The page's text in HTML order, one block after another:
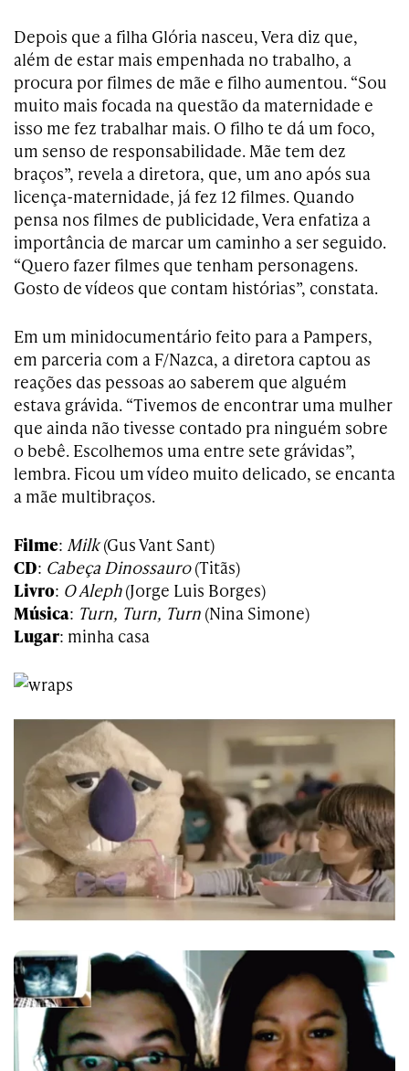
Depois que a filha Glória nasceu, Vera diz que,
além de estar mais empenhada no trabalho, a
procura por filmes de mãe e filho aumentou. “Sou
muito mais focada na questão da maternidade e
isso me fez trabalhar mais. O filho te dá um foco,
um senso de responsabilidade. Mãe tem dez
braços”, revela a diretora, que, um ano após sua
licença-maternidade, já fez 12 filmes. Quando
pensa nos filmes de publicidade, Vera enfatiza a
importância de marcar um caminho a ser seguido.
“Quero fazer filmes que tenham personagens.
Gosto de vídeos que contam histórias”, constata.
Em um minidocumentário feito para a Pampers,
em parceria com a F/Nazca, a diretora captou as
reações das pessoas ao saberem que alguém
estava grávida. “Tivemos de encontrar uma mulher
que ainda não tivesse contado pra ninguém sobre
o bebê. Escolhemos uma entre sete grávidas”,
lembra. Ficou um vídeo muito delicado, se encanta
a mãe multibraços.
Filme: Milk(Gus Vant Sant)
CD: Cabeça Dinossauro(Titãs)
Livro: O Aleph(Jorge Luis Borges)
Música: Turn, Turn, Turn (Nina Simone)
Lugar: minha casa